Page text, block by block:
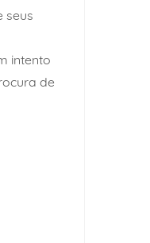
seus
intento
de